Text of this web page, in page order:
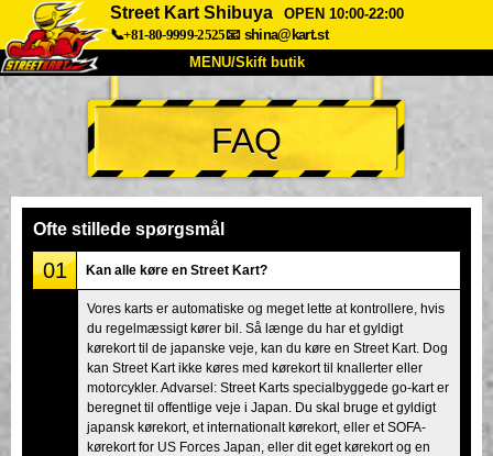
Street Kart Shibuya
OPEN 10:00-22:00
📞+81-80-9999-2525📧 shina@kart.st
MENU/Skift butik
TOP
Om Specifikationer Pris
Stemme
Virksomhed
Tokyo Shinagawa Tokyo Akihabara#1
Tokyo Akihabara#2 Tokyo Shibuya
Tokyo Shibuya Annex Tokyo Bay
Tokyo Asakusa Osaka
Okinawa
FAQ
Ofte stillede spørgsmål
01 Kan alle køre en Street Kart?
Vores karts er automatiske og meget lette at kontrollere, hvis
du regelmæssigt kører bil. Så længe du har et gyldigt
kørekort til de japanske veje, kan du køre en Street Kart. Dog
kan Street Kart ikke køres med kørekort til knallerter eller
motorcykler. Advarsel: Street Karts specialbyggede go-kart er
beregnet til offentlige veje i Japan. Du skal bruge et gyldigt
japansk kørekort, et internationalt kørekort, eller et SOFA-
kørekort for US Forces Japan, eller dit eget kørekort og en